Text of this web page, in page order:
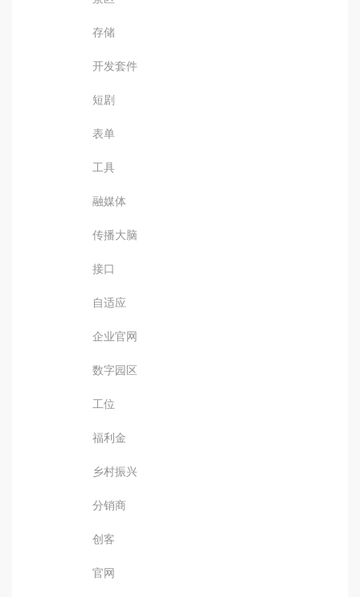
存储
开发套件
短剧
表单
工具
融媒体
传播大脑
接口
自适应
企业官网
数字园区
工位
福利金
乡村振兴
分销商
创客
官网